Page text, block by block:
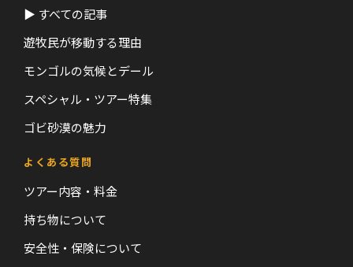
▶ すべての記事
遊牧民が移動する理由
モンゴルの気候とデール
スペシャル・ツアー特集
ゴビ砂漠の魅力
よくある質問
ツアー内容・料金
持ち物について
安全性・保険について